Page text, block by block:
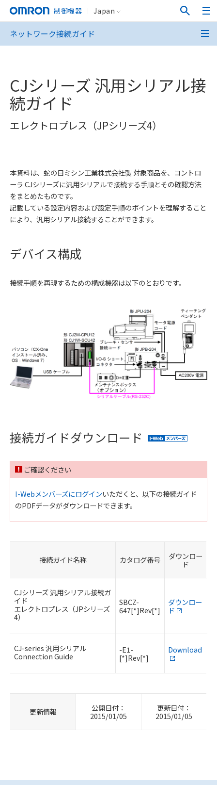
制御機器 Japan
ネットワーク接続ガイド
CJシリーズ 汎用シリアル接
続ガイド
エレクトロプレス（JPシリーズ4）
本資料は、蛇の目ミシン工業株式会社製 対象商品を、コントロ
ーラ CJシリーズに汎用シリアルで接続する手順とその確認方法
をまとめたものです。
記載している設定内容および設定手順のポイントを理解すること
により、汎用シリアル接続することができます。
デバイス構成
接続手順を再現するための構成機器は以下のとおりです。
接続ガイドダウンロード
ご確認ください
I-Webメンバーズにログインいただくと、以下の接続ガイド
のPDFデータがダウンロードできます。
接続ガイド名称 カタログ番号
ダウンロー
ド
CJシリーズ 汎用シリアル接続ガ
イド
エレクトロプレス（JPシリーズ
4）
SBCZ-
647[*]Rev[*]
ダウンロー
ド
CJ-series 汎用シリアル
Connection Guide
-E1-
[*]Rev[*]
Download
更新情報
公開日付：
2015/01/05
更新日付：
2015/01/05